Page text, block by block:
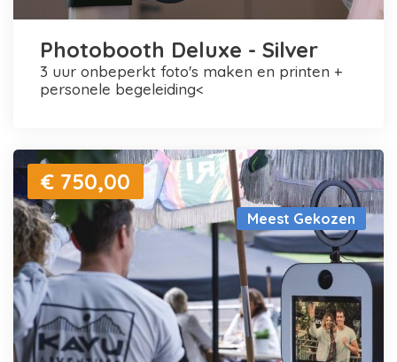
Photobooth Deluxe - Silver
3 uur onbeperkt foto's maken en printen +
personele begeleiding<
Meest Gekozen
€ 750,00